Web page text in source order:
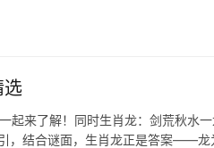
起来了解！同时生肖龙：剑荒秋水
引，结合谜面，生肖龙正是答案——龙